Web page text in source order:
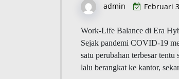
admin Februari
Work-Life Balance di Era
Sejak pandemi COVID-19
satu perubahan terbesar
lalu berangkat ke kantor,